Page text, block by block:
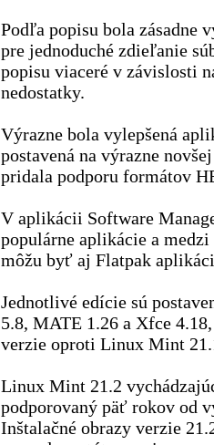
Podľa popisu bola zásadne
pre jednoduché zdieľanie
popisu viaceré v závislosti
nedostatky.
Výrazne bola vylepšená
postavená na výrazne
pridala podporu formátov
V aplikácii Software
populárne aplikácie a
môžu byť aj Flatpak
Jednotlivé edície sú
5.8, MATE 1.26 a Xfce
verzie oproti Linux Mint
Linux Mint 21.2
podporovaný päť rokov od
Inštalačné obrazy verzie